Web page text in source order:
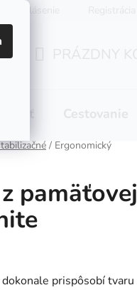
Prihlásenie
/ Ergonomický
pamäťovej
prispôsobí tvaru